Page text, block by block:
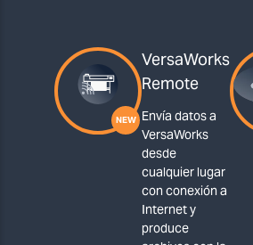
VersaWorks
Remote
Envía datos a
VersaWorks
desde
cualquier lugar
con conexión a
Internet y
produce